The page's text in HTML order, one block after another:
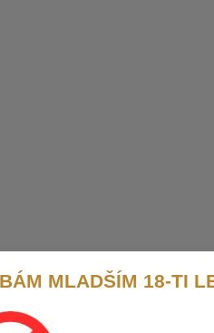
MLADŠÍM 18-TI